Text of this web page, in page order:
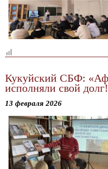
Кукуйский СБФ:
исполняли свой
13 февраля 2026